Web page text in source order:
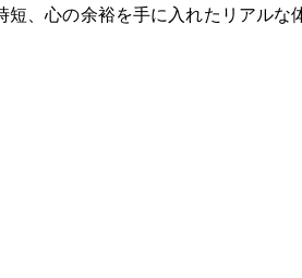
、心の余裕を手に入れたリアル